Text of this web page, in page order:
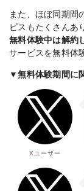
また、ほぼ同期間
ビスもたくさんあ
無料体験中は解約
サービスを無料体
▼無料体験期間に
Xユーザー